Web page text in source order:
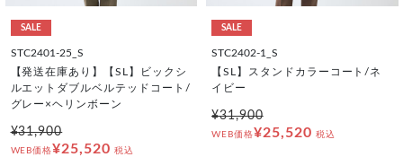
SALE
STC2401-25_S
【発送在庫あり】【SL】ビックシ
ルエットダブルベルテッドコート/
グレー×ヘリンボーン
¥31,900
WEB価格¥25,520 税込
SALE
STC2402-1_S
【SL】スタンドカラーコート/ネ
イビー
¥31,900
WEB価格¥25,520 税込